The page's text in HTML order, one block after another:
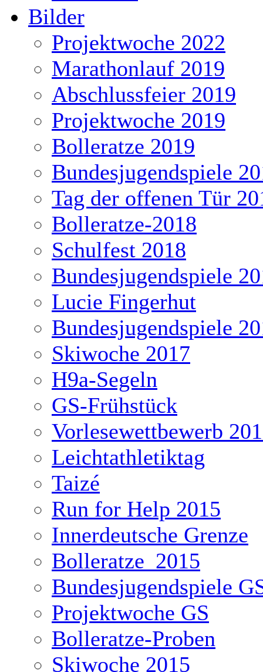
Bilder
Projektwoche 2022
Marathonlauf 2019
Abschlussfeier 2019
Projektwoche 2019
Bolleratze 2019
Bundesjugendspiele
Tag der offenen Tür
Bolleratze-2018
Schulfest 2018
Bundesjugendspiele
Lucie Fingerhut
Bundesjugendspiele
Skiwoche 2017
H9a-Segeln
GS-Frühstück
Vorlesewettbewerb
Leichtathletiktag
Taizé
Run for Help 2015
Innerdeutsche Grenze
Bolleratze_2015
Bundesjugendspiele
Projektwoche GS
Bolleratze-Proben
Skiwoche 2015